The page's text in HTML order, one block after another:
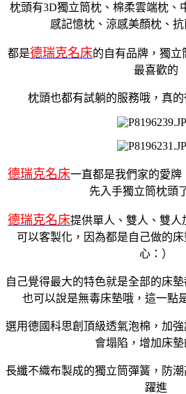
枕頭有3D獨立筒枕、棉柔雲端枕、
感記憶枕、涼感美顏枕、
都是德瑞克名床的自有品牌，獨
最喜歡的
枕頭也都有試躺的服務哦，真
德瑞克名床一直都是我們家的愛
先入手獨立筒枕頭
德瑞克名床提供單人、雙人、雙
可以客製化，因為都是自己做的
心：）
自己覺得最大的特色就是全部的床
也可以說是無毒床墊哦，這一點
選用德國科思創頂級透氣泡棉，加
會塌陷，增加床
長纖不織布製成的獨立筒彈簧，防
躍進